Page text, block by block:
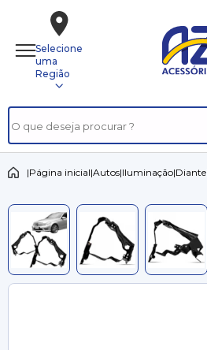
Selecione
uma
Região
|Página inicial|Autos|Iluminação|